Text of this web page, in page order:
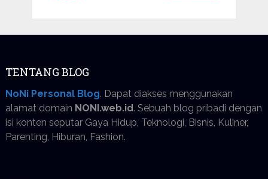
TENTANG BLOG
NoNi Personal Blog. Dapat diakses menggunakan
alamat domain NONI.web.id. Sebuah blog pribadi dengan
isi konten seputar Gaya Hidup, Teknologi, Bisnis, Kuliner,
Parenting, Hiburan, Fashion.